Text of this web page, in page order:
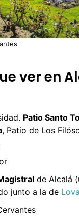
ver en
Patio Santo
, Patio de Los
de Alcalá
junto a la de